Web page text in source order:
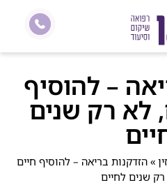
– להוסיף
לא רק שנים
»הזדקנות בריאה – להוסיף חיים
שנים לחיים